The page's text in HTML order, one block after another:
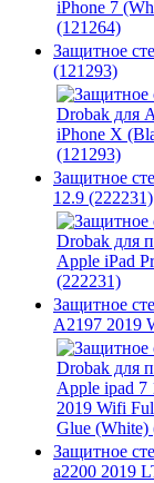
Защитное
(121293)
Защитное
12.9 (222231)
Защитное
A2197 2019
Защитное
a2200 2019